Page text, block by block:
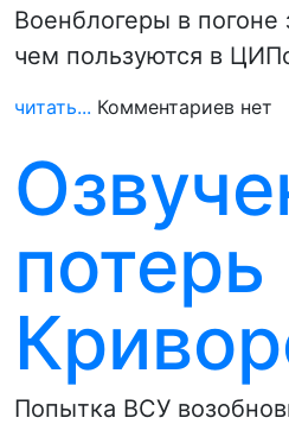
Военблогеры в
чем пользуются в
читать... Комментариев нет
Попытка ВСУ